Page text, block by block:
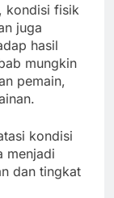
kondisi fisik
juga
hasil
mungkin
pemain,
kondisi
menjadi
dan tingkat